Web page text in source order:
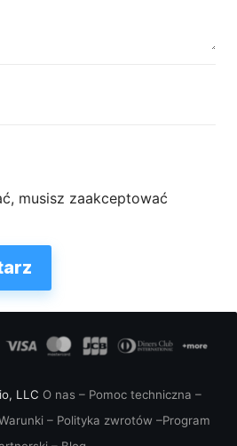
musisz zaakceptować
LLC O nas – Pomoc techniczna –
– Polityka zwrotów –Program